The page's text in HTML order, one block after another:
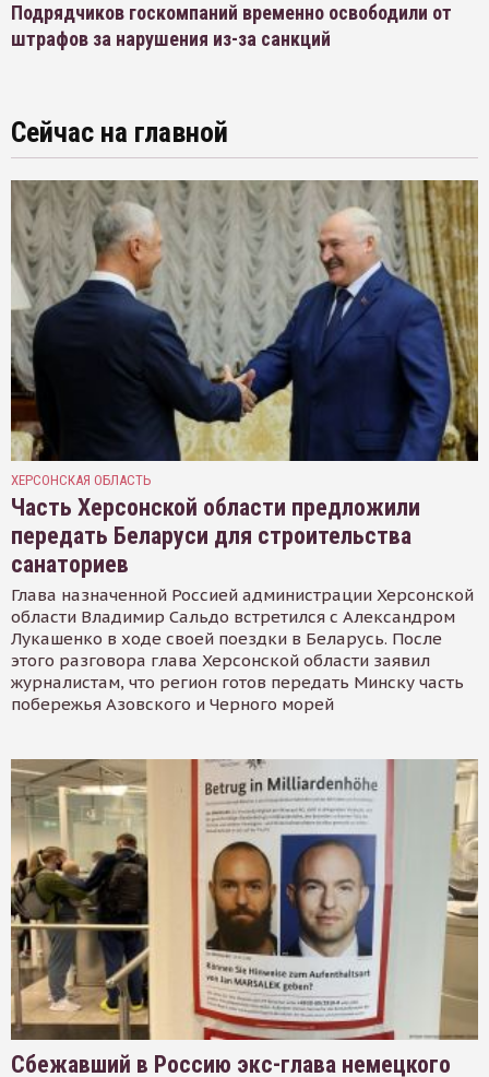
Подрядчиков госкомпаний временно освободили от
штрафов за нарушения из-за санкций
Сейчас на главной
ХЕРСОНСКАЯ ОБЛАСТЬ
Часть Херсонской области предложили
передать Беларуси для строительства
санаториев
Глава назначенной Россией администрации Херсонской
области Владимир Сальдо встретился с Александром
Лукашенко в ходе своей поездки в Беларусь. После
этого разговора глава Херсонской области заявил
журналистам, что регион готов передать Минску часть
побережья Азовского и Черного морей
Сбежавший в Россию экс-глава немецкого